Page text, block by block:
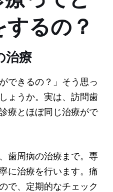
るの？
治療
できるの？」そう思っ
ょうか。実は、訪問歯
療とほぼ同じ治療がで
歯周病の治療まで。専
に治療を行います。痛
で、定期的なチェック